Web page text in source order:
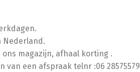
Nederland.
magazijn, afhaal korting .
van een afspraak telnr :06 28575579